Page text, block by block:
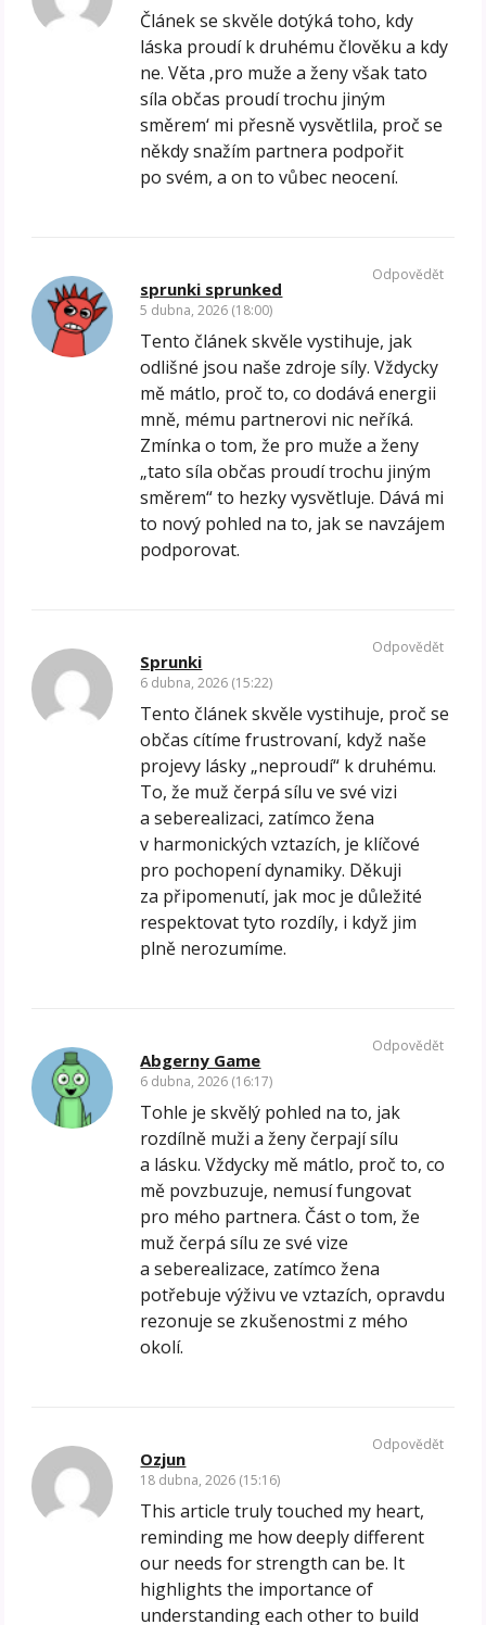
Článek se skvěle dotýká toho, kdy
láska proudí k druhému člověku a kdy
ne. Věta ‚pro muže a ženy však tato
síla občas proudí trochu jiným
směrem‘ mi přesně vysvětlila, proč se
někdy snažím partnera podpořit
po svém, a on to vůbec neocení.
sprunki sprunked
5 dubna, 2026 (18:00)
Tento článek skvěle vystihuje, jak
odlišné jsou naše zdroje síly. Vždycky
mě mátlo, proč to, co dodává energii
mně, mému partnerovi nic neříká.
Zmínka o tom, že pro muže a ženy
„tato síla občas proudí trochu jiným
směrem“ to hezky vysvětluje. Dává mi
to nový pohled na to, jak se navzájem
podporovat.
Odpovědět
Sprunki
6 dubna, 2026 (15:22)
Tento článek skvěle vystihuje, proč se
občas cítíme frustrovaní, když naše
projevy lásky „neproudí“ k druhému.
To, že muž čerpá sílu ve své vizi
a seberealizaci, zatímco žena
v harmonických vztazích, je klíčové
pro pochopení dynamiky. Děkuji
za připomenutí, jak moc je důležité
respektovat tyto rozdíly, i když jim
plně nerozumíme.
Odpovědět
Abgerny Game
6 dubna, 2026 (16:17)
Tohle je skvělý pohled na to, jak
rozdílně muži a ženy čerpají sílu
a lásku. Vždycky mě mátlo, proč to, co
mě povzbuzuje, nemusí fungovat
pro mého partnera. Část o tom, že
muž čerpá sílu ze své vize
a seberealizace, zatímco žena
potřebuje výživu ve vztazích, opravdu
rezonuje se zkušenostmi z mého
okolí.
Odpovědět
Ozjun
18 dubna, 2026 (15:16)
This article truly touched my heart,
reminding me how deeply different
our needs for strength can be. It
highlights the importance of
understanding each other to build
Odpovědět